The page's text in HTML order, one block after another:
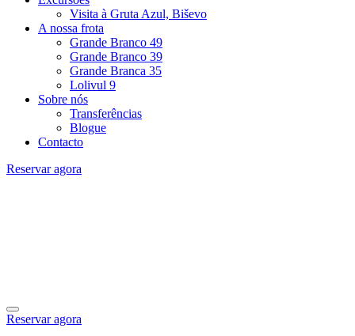
Visita à Gruta Azul, Biševo
A nossa frota
Grande Branco 49
Grande Branco 39
Grande Branca 35
Lolivul 9
Sobre nós
Transferências
Blogue
Contacto
Reservar agora
Reservar agora